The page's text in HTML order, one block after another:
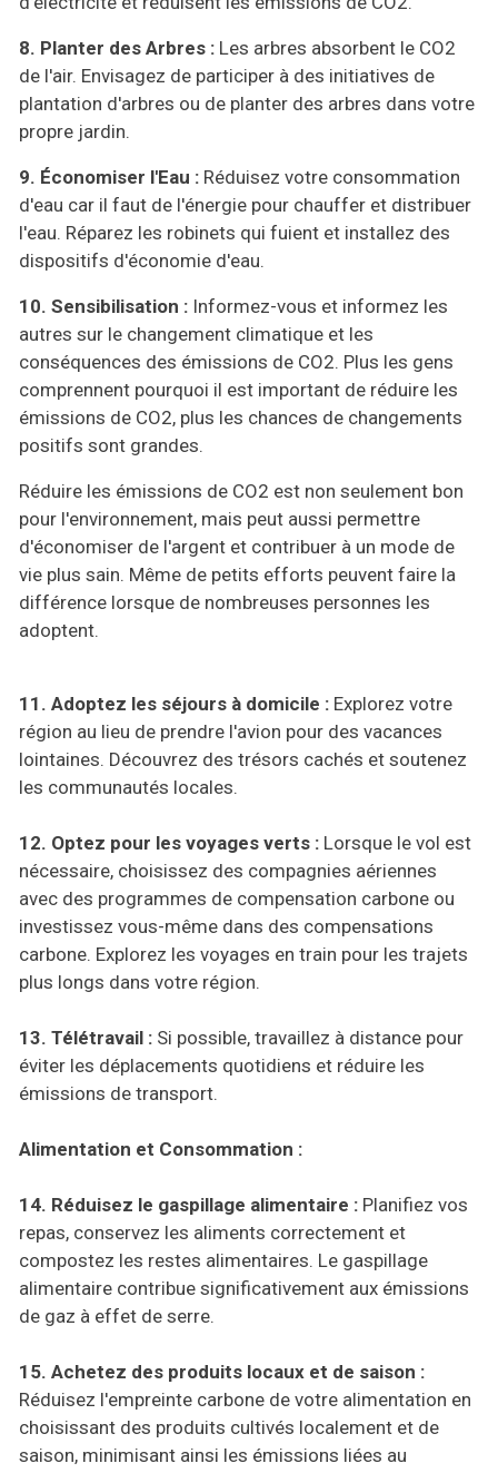
8. Planter des Arbres : Les arbres absorbent le CO2
de l'air. Envisagez de participer à des initiatives de
plantation d'arbres ou de planter des arbres dans votre
propre jardin.
9. Économiser l'Eau : Réduisez votre consommation
d'eau car il faut de l'énergie pour chauffer et distribuer
l'eau. Réparez les robinets qui fuient et installez des
dispositifs d'économie d'eau.
10. Sensibilisation : Informez-vous et informez les
autres sur le changement climatique et les
conséquences des émissions de CO2. Plus les gens
comprennent pourquoi il est important de réduire les
émissions de CO2, plus les chances de changements
positifs sont grandes.
Réduire les émissions de CO2 est non seulement bon
pour l'environnement, mais peut aussi permettre
d'économiser de l'argent et contribuer à un mode de
vie plus sain. Même de petits efforts peuvent faire la
différence lorsque de nombreuses personnes les
adoptent.
11. Adoptez les séjours à domicile : Explorez votre
région au lieu de prendre l'avion pour des vacances
lointaines. Découvrez des trésors cachés et soutenez
les communautés locales.
12. Optez pour les voyages verts : Lorsque le vol est
nécessaire, choisissez des compagnies aériennes
avec des programmes de compensation carbone ou
investissez vous-même dans des compensations
carbone. Explorez les voyages en train pour les trajets
plus longs dans votre région.
13. Télétravail : Si possible, travaillez à distance pour
éviter les déplacements quotidiens et réduire les
émissions de transport.
Alimentation et Consommation :
14. Réduisez le gaspillage alimentaire : Planifiez vos
repas, conservez les aliments correctement et
compostez les restes alimentaires. Le gaspillage
alimentaire contribue significativement aux émissions
de gaz à effet de serre.
15. Achetez des produits locaux et de saison :
Réduisez l'empreinte carbone de votre alimentation en
choisissant des produits cultivés localement et de
saison, minimisant ainsi les émissions liées au